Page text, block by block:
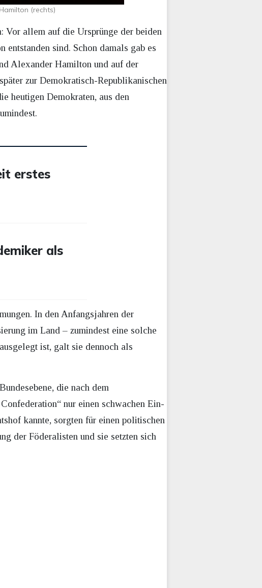
(rechts)
Vor allem auf die Ursprünge der beiden
entstanden sind. Schon damals gab es
Alexander Hamilton und auf der
zur Demokratisch-Republikanischen
heutigen Demokraten, aus den
erstes
als
In den Anfangsjahren der
im Land – zumindest eine solche
ist, galt sie dennoch als
die nach dem
nur einen schwachen Ein-
kannte, sorgten für einen politischen
der Föderalisten und sie setzten sich